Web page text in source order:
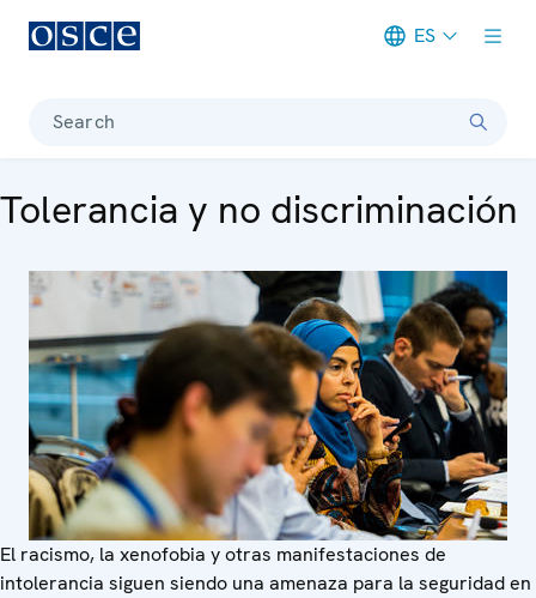
ES
Search
Tolerancia y no discriminación
El racismo, la xenofobia y otras manifestaciones de
intolerancia siguen siendo una amenaza para la seguridad en